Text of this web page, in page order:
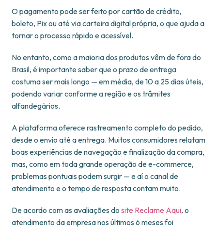
O pagamento pode ser feito por cartão de crédito,
boleto, Pix ou até via carteira digital própria, o que ajuda a
tornar o processo rápido e acessível.
No entanto, como a maioria dos produtos vêm de fora do
Brasil, é importante saber que o prazo de entrega
costuma ser mais longo — em média, de 10 a 25 dias úteis,
podendo variar conforme a região e os trâmites
alfandegários.
A plataforma oferece rastreamento completo do pedido,
desde o envio até a entrega. Muitos consumidores relatam
boas experiências de navegação e finalização da compra,
mas, como em toda grande operação de e-commerce,
problemas pontuais podem surgir — e aí o canal de
atendimento e o tempo de resposta contam muito.
De acordo com as avaliações do site Reclame Aqui, o
atendimento da empresa nos últimos 6 meses foi